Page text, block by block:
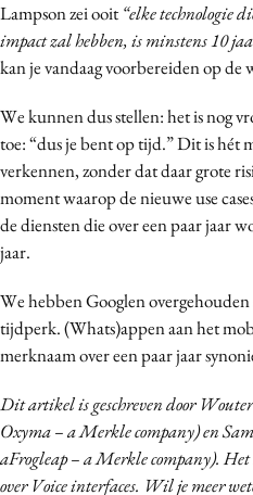
Lampson zei ooit “elke technologie
impact zal hebben, is minstens 10
kan je vandaag voorbereiden op de
We kunnen dus stellen: het is nog
toe: “dus je bent op tijd.” Dit is hét
verkennen, zonder dat daar grote
moment waarop de nieuwe use
de diensten die over een paar jaar
jaar.
We hebben Googlen
tijdperk. (Whats)appen aan het
merknaam over een paar jaar
Dit artikel is geschreven door
Oxyma – a Merkle company) en
aFrogleap – a Merkle company). Het
over Voice interfaces. Wil je meer